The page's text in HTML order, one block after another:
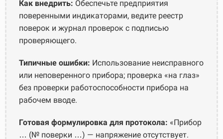
Как внедрить: Обеспечьте предприятия
поверенными индикаторами, ведите реестр
поверок и журнал проверок с подписью
проверяющего.
Типичные ошибки: Использование неисправного
или неповеренного прибора; проверка «на глаз»
без проверки работоспособности прибора на
рабочем вводе.
Готовая формулировка для протокола: «Прибор
… (№ поверки …) — напряжение отсутствует.